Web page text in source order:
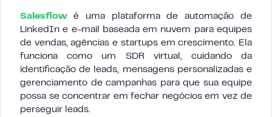
Salesflowé uma plataforma de automação de
LinkedIn e e-mail baseada em nuvem para equipes
de vendas, agências e startups em crescimento. Ela
funciona como um SDR virtual, cuidando da
identificação de leads, mensagens personalizadas e
gerenciamento de campanhas para que sua equipe
possa se concentrar em fechar negócios em vez de
perseguir leads.